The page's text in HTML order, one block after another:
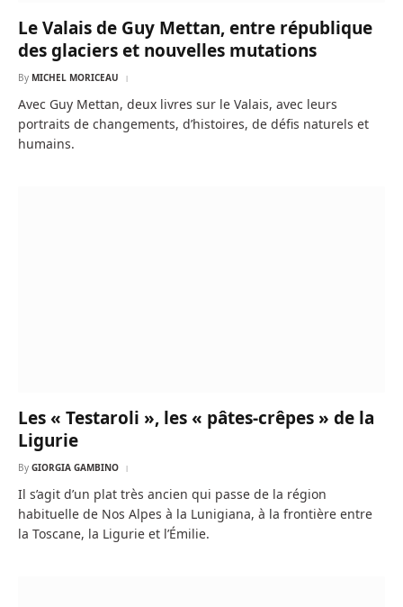
Le Valais de Guy Mettan, entre république
des glaciers et nouvelles mutations
By MICHEL MORICEAU
Avec Guy Mettan, deux livres sur le Valais, avec leurs
portraits de changements, d’histoires, de défis naturels et
humains.
Les « Testaroli », les « pâtes-crêpes » de la
Ligurie
By GIORGIA GAMBINO
Il s’agit d’un plat très ancien qui passe de la région
habituelle de Nos Alpes à la Lunigiana, à la frontière entre
la Toscane, la Ligurie et l’Émilie.